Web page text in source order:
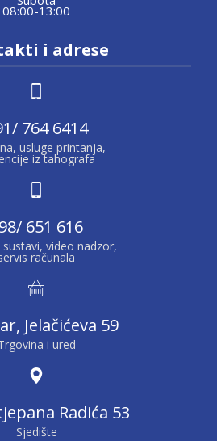
08:00-13:00
i adrese
764 6414
usluge printanja,
iz tahografa
651 616
sustavi, video nadzor,
računala
Jelačićeva 59
i ured
Radića 53
Sjedište